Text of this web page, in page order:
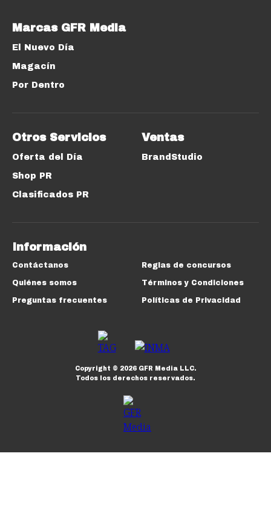
Marcas GFR Media
El Nuevo Día
Magacín
Por Dentro
Otros Servicios
Oferta del Día
Shop PR
Clasificados PR
Ventas
BrandStudio
Información
Contáctanos
Quiénes somos
Preguntas frecuentes
Reglas de concursos
Términos y Condiciones
Políticas de Privacidad
Copyright © 2026GFR Media LLC.
Todos los derechos reservados.